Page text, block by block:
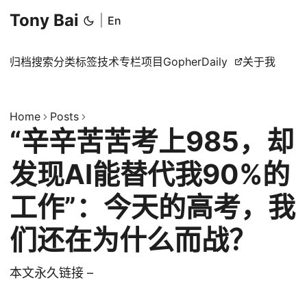
Tony Bai En
归档搜索分类标签技术专栏项目 GopherDaily 关于我
Home Posts
“辛辛苦苦考上985，却
发现AI能替代我90%的
工作”：今天的高考，我
们还在为什么而战？
本文永久链接 –